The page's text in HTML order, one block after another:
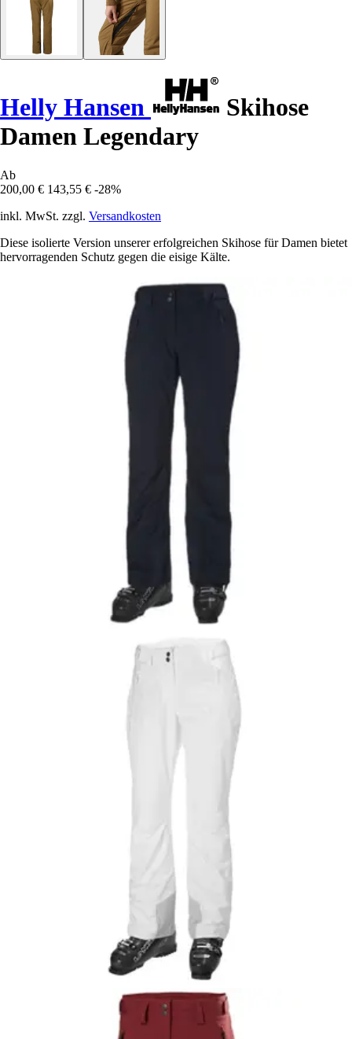
Helly Hansen
Skihose
Damen Legendary
Ab
200,00 € 143,55 € -28%
inkl. MwSt. zzgl. Versandkosten
Diese isolierte Version unserer erfolgreichen Skihose für Damen bietet
hervorragenden Schutz gegen die eisige Kälte.